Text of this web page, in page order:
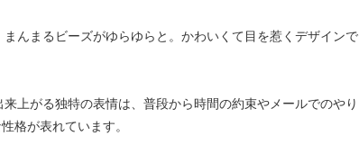
んまるビーズがゆらゆらと。かわいくて目を惹くデザインで
上がる独特の表情は、普段から時間の約束やメールでのやり
格が表れています。